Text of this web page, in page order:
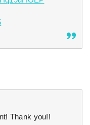
Thank you!!